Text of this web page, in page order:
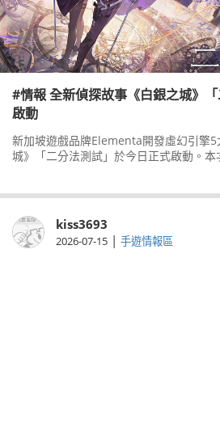
#情報 全新偵探故事《白銀之城》
啟動
新加坡遊戲品牌Elementa開發虛幻引擎5
城》「二分法測試」於今日正式啟動。本
kiss3693
2026-07-15 | 手遊情報區